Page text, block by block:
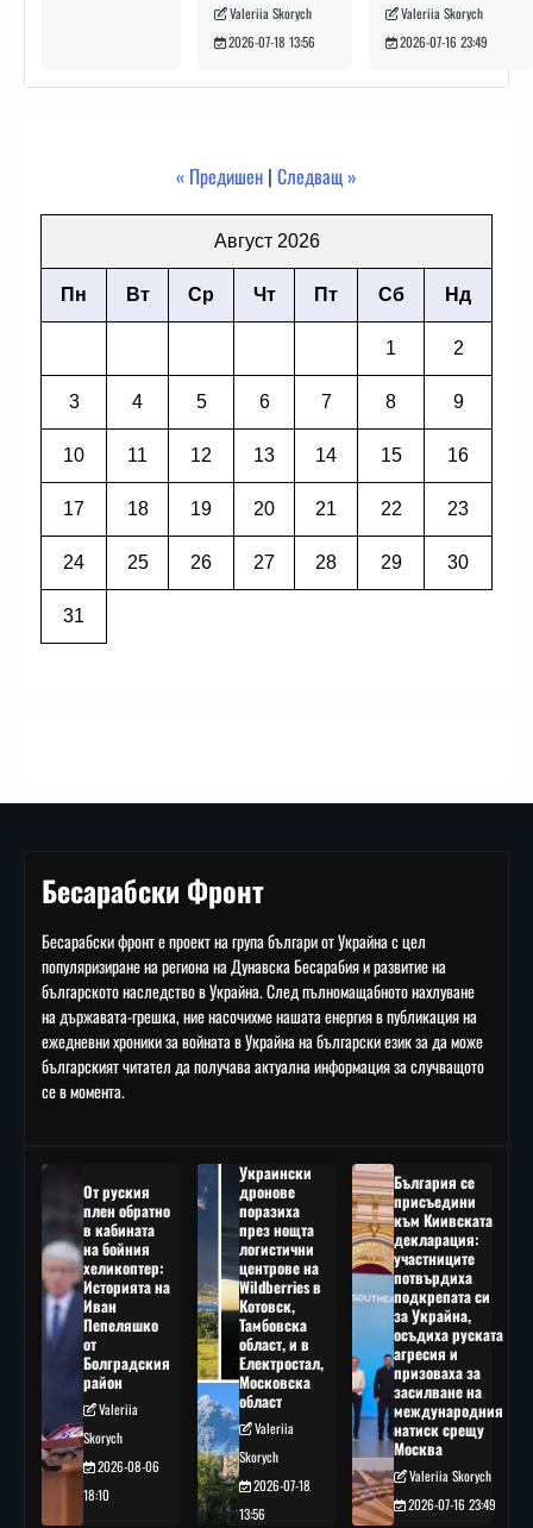
Valeriia Skorych
2026-07-18 13:56
Valeriia Skorych
2026-07-16 23:49
« Предишен | Следващ »
Август 2026
Пн Вт Ср Чт Пт Сб Нд
1 2
3 4 5 6 7 8 9
10 11 12 13 14 15 16
17 18 19 20 21 22 23
24 25 26 27 28 29 30
31
Бесарабски Фронт
Бесарабски фронт е проект на група българи от Украйна с цел
популяризиране на региона на Дунавска Бесарабия и развитие на
българското наследство в Украйна. След пълномащабното нахлуване
на държавата-грешка, ние насочихме нашата енергия в публикация на
ежедневни хроники за войната в Украйна на български език за да може
българският читател да получава актуална информация за случващото
се в момента.
От руския
плен обратно
в кабината
на бойния
хеликоптер:
Историята на
Иван
Пепеляшко
от
Болградския
район
Valeriia
Skorych
2026-08-06
18:10
Украински
дронове
поразиха
през нощта
логистични
центрове на
Wildberries в
Котовск,
Тамбовска
област, и в
Електростал,
Московска
област
Valeriia
Skorych
2026-07-18
13:56
България се
присъедини
към Киивската
декларация:
участниците
потвърдиха
подкрепата си
за Украйна,
осъдиха руската
агресия и
призоваха за
засилване на
международния
натиск срещу
Москва
Valeriia Skorych
2026-07-16 23:49